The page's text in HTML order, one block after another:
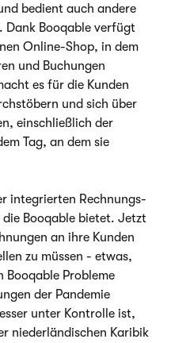
bedient auch andere
Dank Booqable verfügt
Online-Shop, in dem
und Buchungen
es für die Kunden
und sich über
einschließlich der
Tag, an dem sie
integrierten Rechnungs-
Booqable bietet. Jetzt
an ihre Kunden
zu müssen - etwas,
Booqable Probleme
der Pandemie
unter Kontrolle ist,
niederländischen Karibik